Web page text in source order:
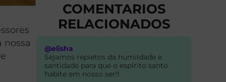
nossa
COMENTARIOS
RELACIONADOS
@elisha
Sejamos repletos da humildade e
santidade para que o espírito santo
habite em nosso ser!!